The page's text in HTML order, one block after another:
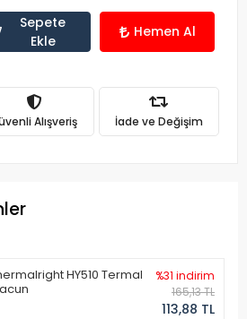
Sepete
Ekle
Hemen Al
Alışveriş İade ve Değişim
HY510 Termal
%31 indirim
165,13 TL
113,88 TL